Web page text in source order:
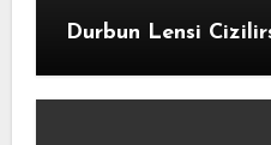
Durbun Lensi